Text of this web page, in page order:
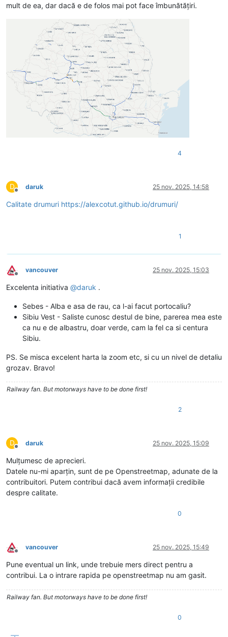
mult de ea, dar dacă e de folos mai pot face îmbunătățiri.
4
D
Deconectat
daruk 25 nov. 2025, 14:58
Calitate drumuri https://alexcotut.github.io/drumuri/
1
Deconectat
vancouver 25 nov. 2025, 15:03
Excelenta initiativa @daruk .
Sebes - Alba e asa de rau, ca l-ai facut portocaliu?
Sibiu Vest - Saliste cunosc destul de bine, parerea mea este
ca nu e de albastru, doar verde, cam la fel ca si centura
Sibiu.
PS. Se misca excelent harta la zoom etc, si cu un nivel de detaliu
grozav. Bravo!
Railway fan. But motorways have to be done first!
2
D
Deconectat
daruk 25 nov. 2025, 15:09
Mulțumesc de aprecieri.
Datele nu-mi aparțin, sunt de pe Openstreetmap, adunate de la
contribuitori. Putem contribui dacă avem informații credibile
despre calitate.
0
Deconectat
vancouver 25 nov. 2025, 15:49
Pune eventual un link, unde trebuie mers direct pentru a
contribui. La o intrare rapida pe openstreetmap nu am gasit.
Railway fan. But motorways have to be done first!
0